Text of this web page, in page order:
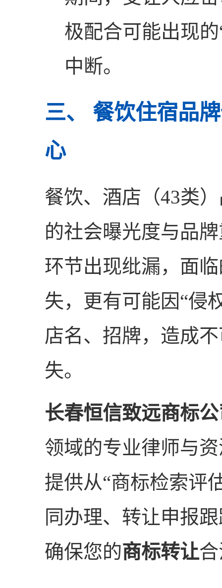
极配合可能出现
中断。
三、 餐饮住宿品
心
餐饮、酒店（43类
的社会曝光度与品
环节出现纰漏，面
失，更有可能因“侵
店名、招牌，造成
失。
长春恒信致远商标
领域的专业律师与
提供从“商标检索评
同办理、转让申报
确保您的商标转让